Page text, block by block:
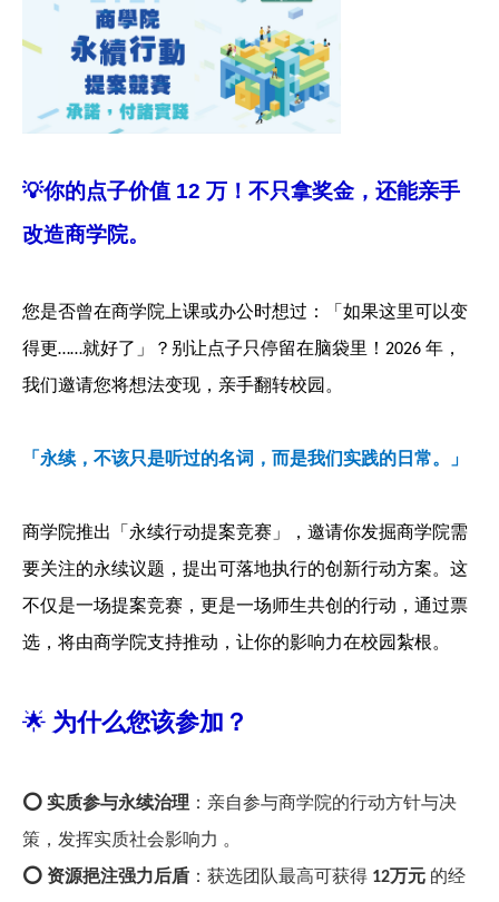
💡你的点子价值 12 万！不只拿奖金，还能亲手
改造商学院。
您是否曾在商学院上课或办公时想过：「如果这里可以变
得更……就好了」？别让点子只停留在脑袋里！ 2026 年，
我们邀请您将想法变现，亲手翻转校园。
「永续，不该只是听过的名词，而是我们实践的日常。」
商学院推出「永续行动提案竞赛」，邀请你发掘商学院需
要关注的永续议题，提出可落地执行的创新行动方案。这
不仅是一场提案竞赛，更是一场师生共创的行动，通过票
选，将由商学院支持推动，让你的影响力在校园紮根。
🌟 为什么您该参加？
⭕️ 实质参与永续治理 ：亲自参与商学院的行动方针与决
策，发挥实质社会影响力 。
⭕️ 资源挹注强力后盾 ：获选团队最高可获得 12万元 的经